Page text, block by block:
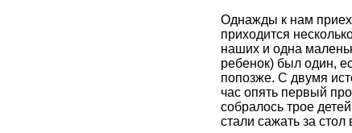
Однажды к нам
приходится
наших и одна
ребенок) был один,
попозже. С двумя
час опять первый
собралось трое
стали сажать за стол